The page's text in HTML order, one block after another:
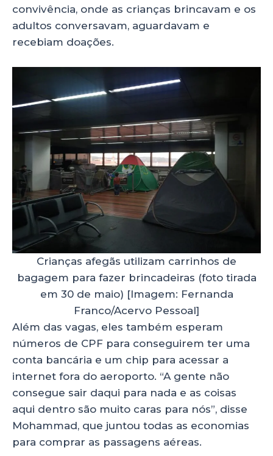
convivência, onde as crianças brincavam e os
adultos conversavam, aguardavam e
recebiam doações.
Crianças afegãs utilizam carrinhos de
bagagem para fazer brincadeiras (foto tirada
em 30 de maio) [Imagem: Fernanda
Franco/Acervo Pessoal]
Além das vagas, eles também esperam
números de CPF para conseguirem ter uma
conta bancária e um chip para acessar a
internet fora do aeroporto. “A gente não
consegue sair daqui para nada e as coisas
aqui dentro são muito caras para nós”, disse
Mohammad, que juntou todas as economias
para comprar as passagens aéreas.